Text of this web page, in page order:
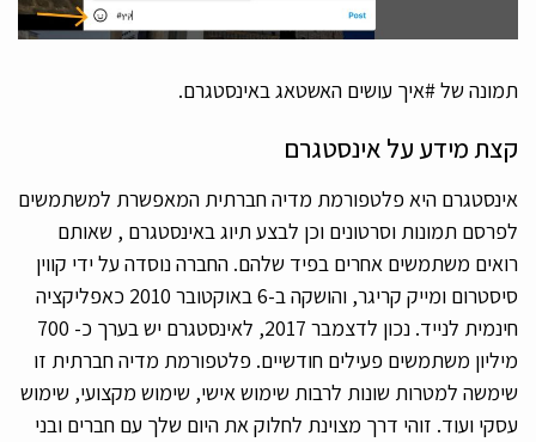
תמונה של #איך עושים האשטאג באינסטגרם.
קצת מידע על אינסטגרם
אינסטגרם היא פלטפורמת מדיה חברתית המאפשרת למשתמשים
לפרסם תמונות וסרטונים וכן לבצע תיוג באינסטגרם , שאותם
רואים משתמשים אחרים בפיד שלהם. החברה נוסדה על ידי קווין
סיסטרום ומייק קריגר, והושקה ב-6 באוקטובר 2010 כאפליקציה
חינמית לנייד. נכון לדצמבר 2017, לאינסטגרם יש בערך כ- 700
מיליון משתמשים פעילים חודשיים. פלטפורמת מדיה חברתית זו
שימשה למטרות שונות לרבות שימוש אישי, שימוש מקצועי, שימוש
עסקי ועוד. זוהי דרך מצוינת לחלוק את היום שלך עם חברים ובני